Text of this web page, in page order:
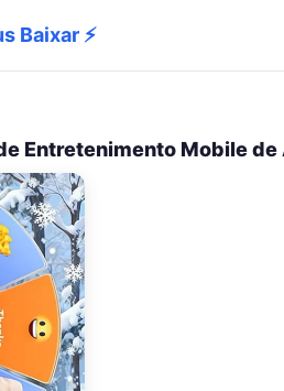
Baixar ⚡
Entretenimento Mobile